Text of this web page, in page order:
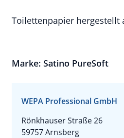
Toilettenpapier hergestellt
Marke: Satino PureSoft
WEPA Professional GmbH
Rönkhauser Straße 26
59757 Arnsberg